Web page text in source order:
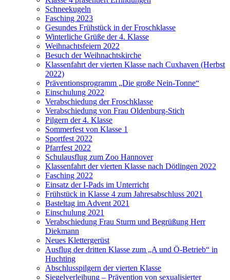
Schneekugeln
Fasching 2023
Gesundes Frühstück in der Froschklasse
Winterliche Grüße der 4. Klasse
Weihnachtsfeiern 2022
Besuch der Weihnachtskirche
Klassenfahrt der vierten Klasse nach Cuxhaven (Herbst
2022)
Präventionsprogramm „Die große Nein-Tonne“
Einschulung 2022
Verabschiedung der Froschklasse
Verabschiedung von Frau Oldenburg-Stich
Pilgern der 4. Klasse
Sommerfest von Klasse 1
Sportfest 2022
Pfarrfest 2022
Schulausflug zum Zoo Hannover
Klassenfahrt der vierten Klasse nach Dötlingen 2022
Fasching 2022
Einsatz der I-Pads im Unterricht
Frühstück in Klasse 4 zum Jahresabschluss 2021
Basteltag im Advent 2021
Einschulung 2021
Verabschiedung Frau Sturm und Begrüßung Herr
Diekmann
Neues Klettergerüst
Ausflug der dritten Klasse zum „A und Ö-Betrieb“ in
Huchting
Abschlusspilgern der vierten Klasse
Siegelverleihung – Prävention von sexualisierter